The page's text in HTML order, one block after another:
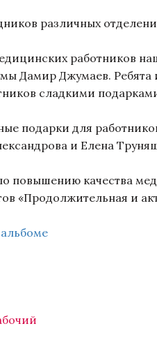
различных
работников
Дамир Джумаев.
сладкими
подарки для
и Елена
повышению качества
«Продолжительная и
альбоме